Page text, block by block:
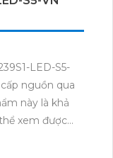
POE, việc
bao giờ hết.
hình chất